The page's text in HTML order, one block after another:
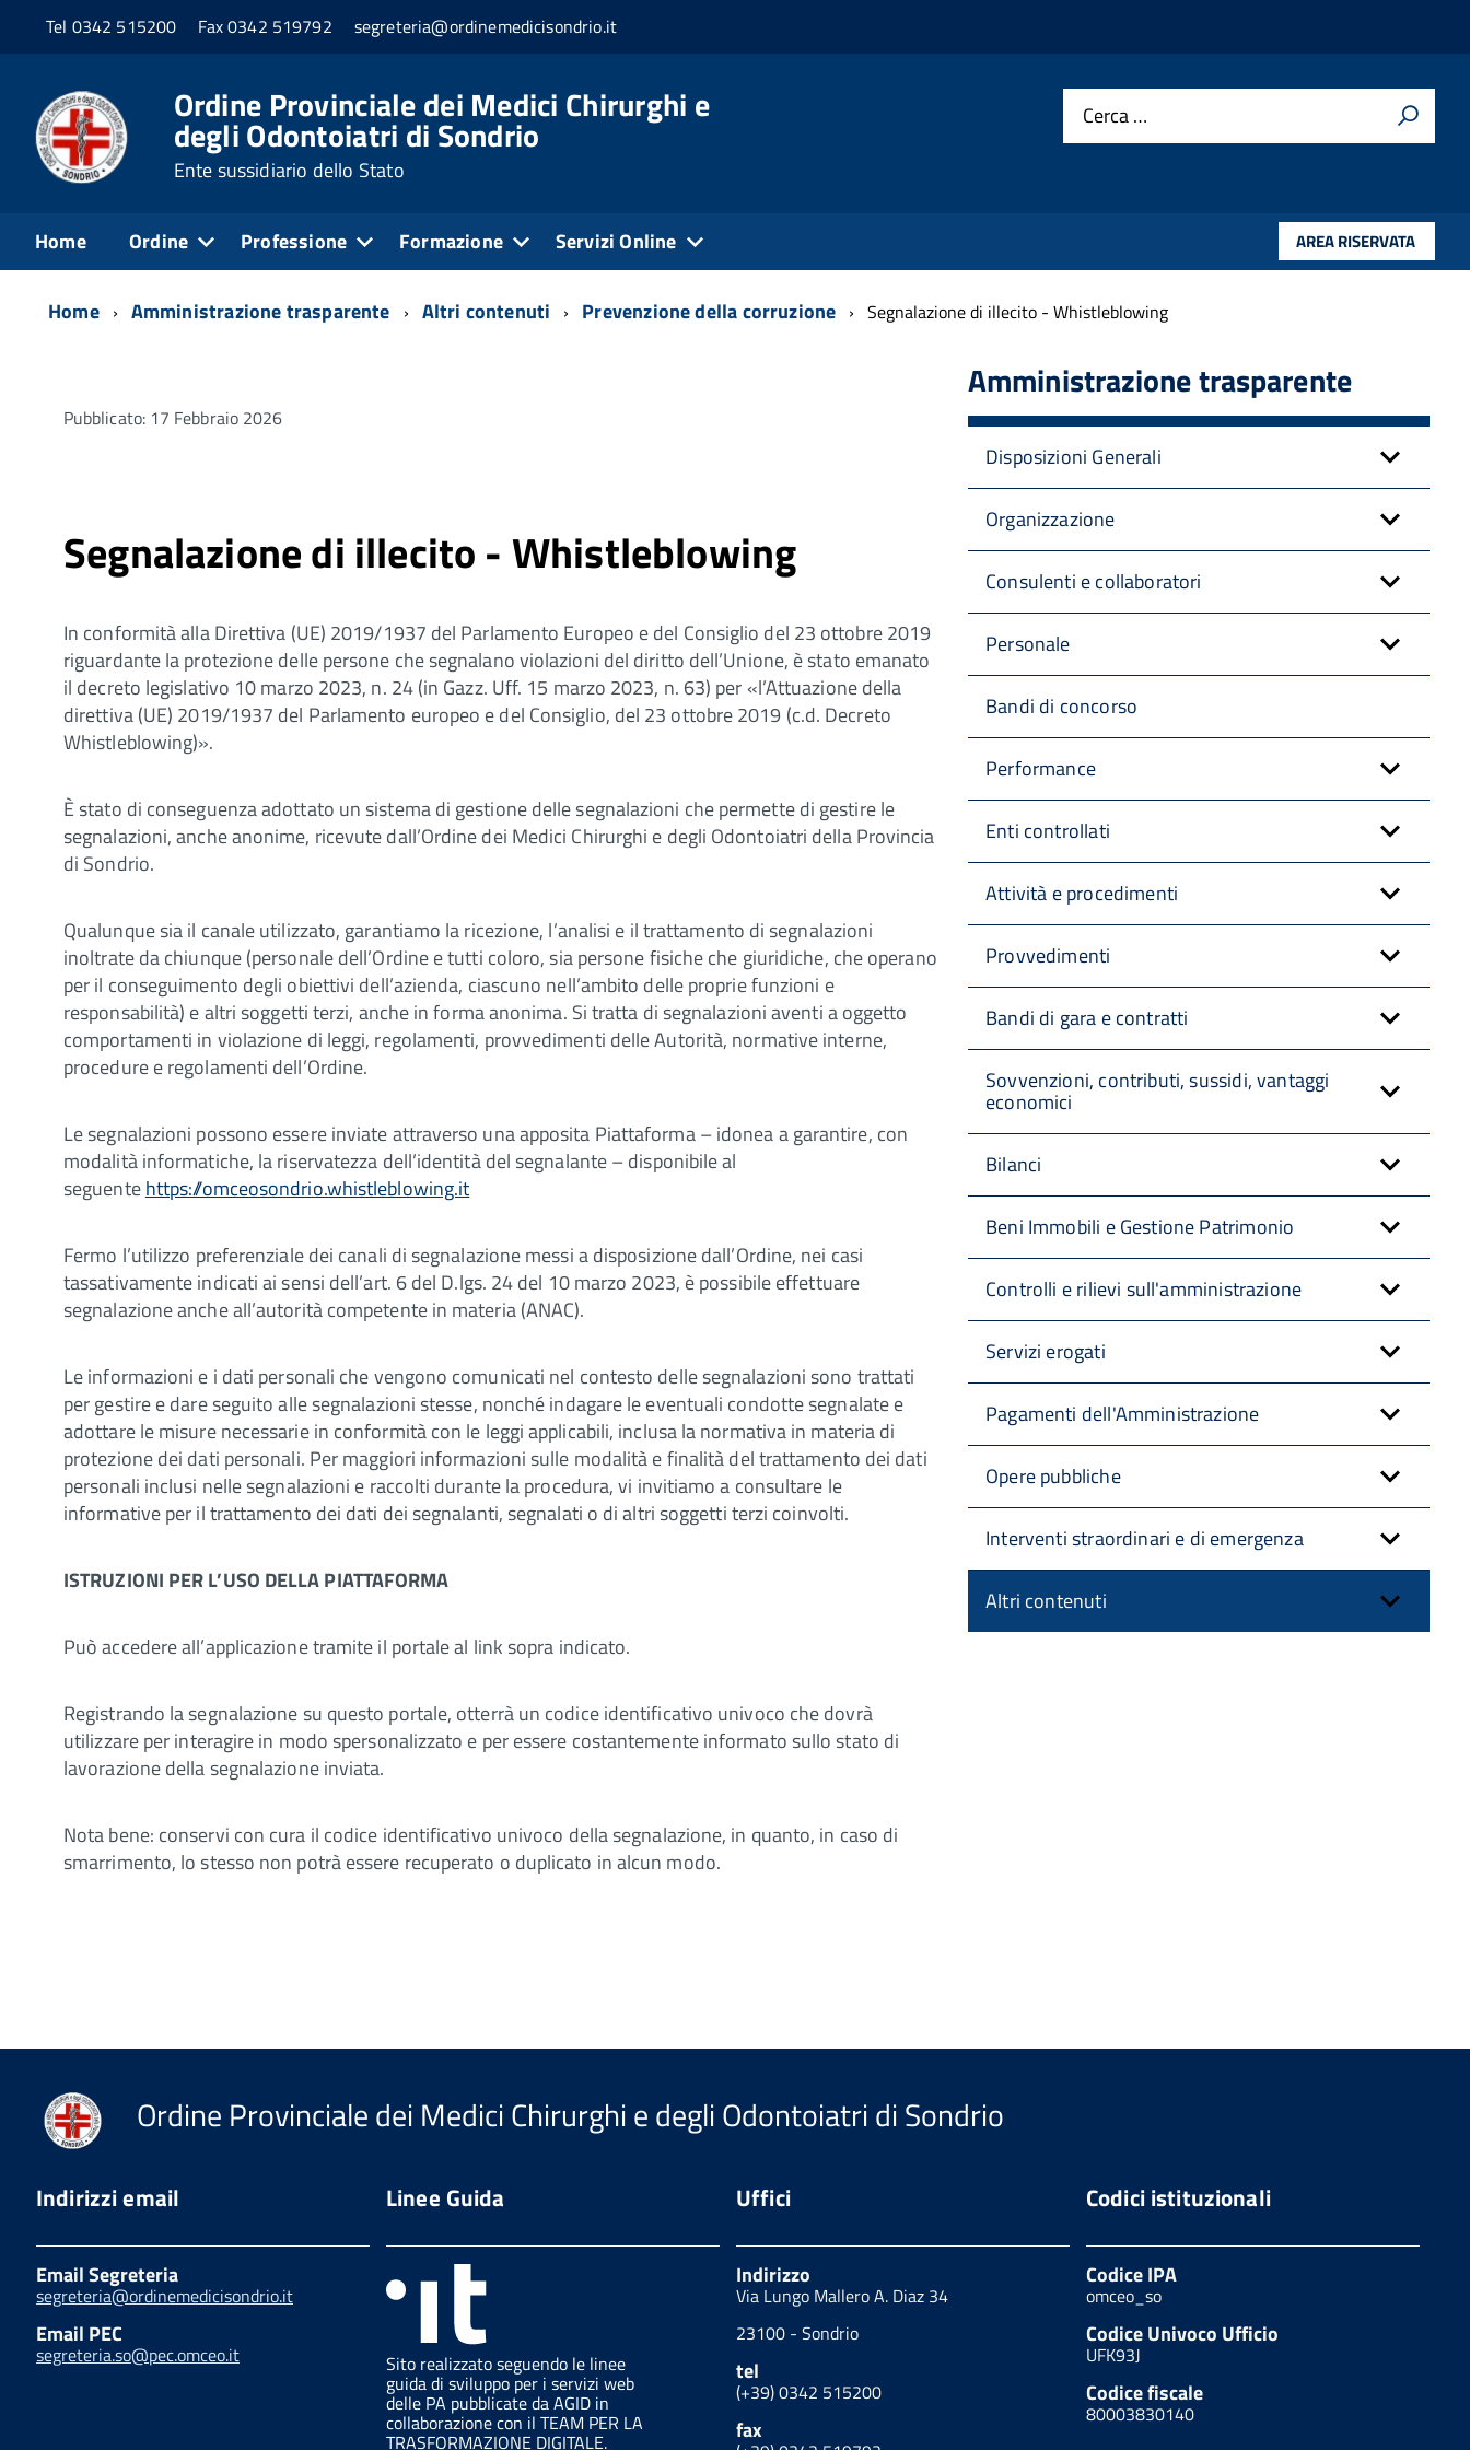
Tel 0342 515200 Fax 0342 519792 segreteria@ordinemedicisondrio.it
Ordine Provinciale dei Medici Chirurghi e
degli Odontoiatri di Sondrio
Ente sussidiario dello Stato
Cerca …
Home Ordine Professione Formazione Servizi Online AREA RISERVATA
Home Amministrazione trasparente Altri contenuti Prevenzione della corruzione Segnalazione di illecito - Whistleblowing
Pubblicato: 17 Febbraio 2026
Segnalazione di illecito - Whistleblowing
In conformità alla Direttiva (UE) 2019/1937 del Parlamento Europeo e del Consiglio del 23 ottobre 2019
riguardante la protezione delle persone che segnalano violazioni del diritto dell’Unione, è stato emanato
il decreto legislativo 10 marzo 2023, n. 24 (in Gazz. Uff. 15 marzo 2023, n. 63) per «l’Attuazione della
direttiva (UE) 2019/1937 del Parlamento europeo e del Consiglio, del 23 ottobre 2019 (c.d. Decreto
Whistleblowing)».
È stato di conseguenza adottato un sistema di gestione delle segnalazioni che permette di gestire le
segnalazioni, anche anonime, ricevute dall’Ordine dei Medici Chirurghi e degli Odontoiatri della Provincia
di Sondrio.
Qualunque sia il canale utilizzato, garantiamo la ricezione, l’analisi e il trattamento di segnalazioni
inoltrate da chiunque (personale dell’Ordine e tutti coloro, sia persone fisiche che giuridiche, che operano
per il conseguimento degli obiettivi dell’azienda, ciascuno nell’ambito delle proprie funzioni e
responsabilità) e altri soggetti terzi, anche in forma anonima. Si tratta di segnalazioni aventi a oggetto
comportamenti in violazione di leggi, regolamenti, provvedimenti delle Autorità, normative interne,
procedure e regolamenti dell’Ordine.
Le segnalazioni possono essere inviate attraverso una apposita Piattaforma – idonea a garantire, con
modalità informatiche, la riservatezza dell’identità del segnalante – disponibile al
seguentehttps://omceosondrio.whistleblowing.it
Fermo l’utilizzo preferenziale dei canali di segnalazione messi a disposizione dall’Ordine, nei casi
tassativamente indicati ai sensi dell’art. 6 del D.lgs. 24 del 10 marzo 2023, è possibile effettuare
segnalazione anche all’autorità competente in materia (ANAC).
Le informazioni e i dati personali che vengono comunicati nel contesto delle segnalazioni sono trattati
per gestire e dare seguito alle segnalazioni stesse, nonché indagare le eventuali condotte segnalate e
adottare le misure necessarie in conformità con le leggi applicabili, inclusa la normativa in materia di
protezione dei dati personali. Per maggiori informazioni sulle modalità e finalità del trattamento dei dati
personali inclusi nelle segnalazioni e raccolti durante la procedura, vi invitiamo a consultare le
informative per il trattamento dei dati dei segnalanti, segnalati o di altri soggetti terzi coinvolti.
ISTRUZIONI PER L’USO DELLA PIATTAFORMA
Può accedere all’applicazione tramite il portale al link sopra indicato.
Registrando la segnalazione su questo portale, otterrà un codice identificativo univoco che dovrà
utilizzare per interagire in modo spersonalizzato e per essere costantemente informato sullo stato di
lavorazione della segnalazione inviata.
Nota bene: conservi con cura il codice identificativo univoco della segnalazione, in quanto, in caso di
smarrimento, lo stesso non potrà essere recuperato o duplicato in alcun modo.
Amministrazione trasparente
Disposizioni Generali
Organizzazione
Consulenti e collaboratori
Personale
Bandi di concorso
Performance
Enti controllati
Attività e procedimenti
Provvedimenti
Bandi di gara e contratti
Sovvenzioni, contributi, sussidi, vantaggi
economici
Bilanci
Beni Immobili e Gestione Patrimonio
Controlli e rilievi sull'amministrazione
Servizi erogati
Pagamenti dell'Amministrazione
Opere pubbliche
Interventi straordinari e di emergenza
Altri contenuti
Ordine Provinciale dei Medici Chirurghi e degli Odontoiatri di Sondrio
Indirizzi email
Email Segreteria
segreteria@ordinemedicisondrio.it
Email PEC
segreteria.so@pec.omceo.it
Linee Guida
Sito realizzato seguendo le linee
guida di sviluppo per i servizi web
delle PA pubblicate da AGID in
collaborazione con il TEAM PER LA
TRASFORMAZIONE DIGITALE.
Uffici
Indirizzo
Via Lungo Mallero A. Diaz 34
23100 - Sondrio
tel
(+39) 0342 515200
fax
Codici istituzionali
Codice IPA
omceo_so
Codice Univoco Ufficio
UFK93J
Codice fiscale
80003830140